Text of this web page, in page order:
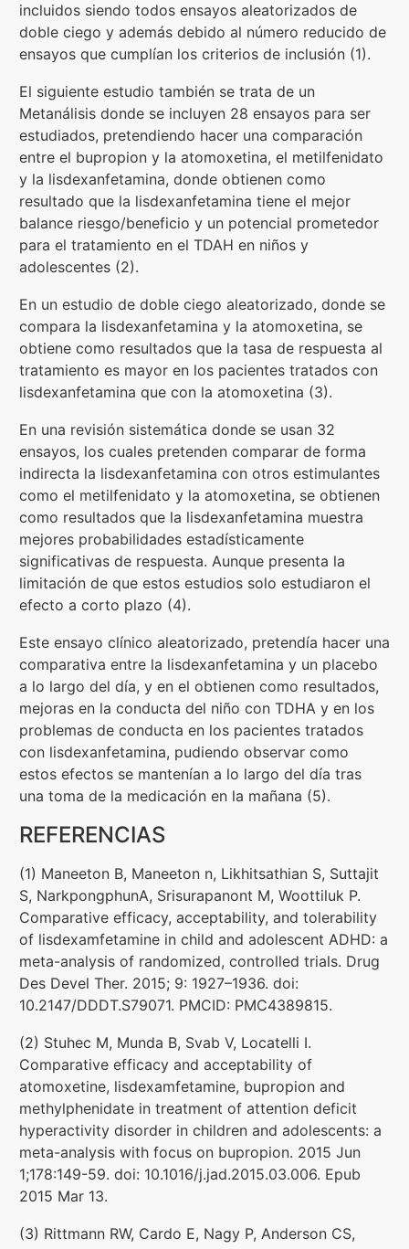
incluidos siendo todos ensayos aleatorizados de
doble ciego y además debido al número reducido de
ensayos que cumplían los criterios de inclusión (1).
El siguiente estudio también se trata de un
Metanálisis donde se incluyen 28 ensayos para ser
estudiados, pretendiendo hacer una comparación
entre el bupropion y la atomoxetina, el metilfenidato
y la lisdexanfetamina, donde obtienen como
resultado que la lisdexanfetamina tiene el mejor
balance riesgo/beneficio y un potencial prometedor
para el tratamiento en el TDAH en niños y
adolescentes (2).
En un estudio de doble ciego aleatorizado, donde se
compara la lisdexanfetamina y la atomoxetina, se
obtiene como resultados que la tasa de respuesta al
tratamiento es mayor en los pacientes tratados con
lisdexanfetamina que con la atomoxetina (3).
En una revisión sistemática donde se usan 32
ensayos, los cuales pretenden comparar de forma
indirecta la lisdexanfetamina con otros estimulantes
como el metilfenidato y la atomoxetina, se obtienen
como resultados que la lisdexanfetamina muestra
mejores probabilidades estadísticamente
significativas de respuesta. Aunque presenta la
limitación de que estos estudios solo estudiaron el
efecto a corto plazo (4).
Este ensayo clínico aleatorizado, pretendía hacer una
comparativa entre la lisdexanfetamina y un placebo
a lo largo del día, y en el obtienen como resultados,
mejoras en la conducta del niño con TDHA y en los
problemas de conducta en los pacientes tratados
con lisdexanfetamina, pudiendo observar como
estos efectos se mantenían a lo largo del día tras
una toma de la medicación en la mañana (5).
REFERENCIAS
(1) Maneeton B, Maneeton n, Likhitsathian S, Suttajit
S, NarkpongphunA, Srisurapanont M, Woottiluk P.
Comparative efficacy, acceptability, and tolerability
of lisdexamfetamine in child and adolescent ADHD: a
meta-analysis of randomized, controlled trials. Drug
Des Devel Ther. 2015; 9: 1927–1936. doi:
10.2147/DDDT.S79071. PMCID: PMC4389815.
(2) Stuhec M, Munda B, Svab V, Locatelli I.
Comparative efficacy and acceptability of
atomoxetine, lisdexamfetamine, bupropion and
methylphenidate in treatment of attention deficit
hyperactivity disorder in children and adolescents: a
meta-analysis with focus on bupropion. 2015 Jun
1;178:149-59. doi: 10.1016/j.jad.2015.03.006. Epub
2015 Mar 13.
(3) Rittmann RW, Cardo E, Nagy P, Anderson CS,